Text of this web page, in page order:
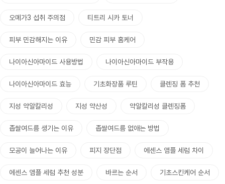
오메가3 섭취 주의점 티트리 시카 토너
피부 민감해지는 이유 민감 피부 홈케어
나이아신아마이드 사용방법 나이아신아마이드 부작용
나이아신아마이드 효능 기초화장품 루틴 클렌징 폼 추천
지성 약알칼리성 지성 약산성 약알칼리성 클렌징폼
좁쌀여드름 생기는 이유 좁쌀여드름 없애는 방법
모공이 늘어나는 이유 피지 장단점 에센스 앰플 세럼 차이
에센스 앰플 세럼 추천 성분 바르는 순서 기초스킨케어 순서